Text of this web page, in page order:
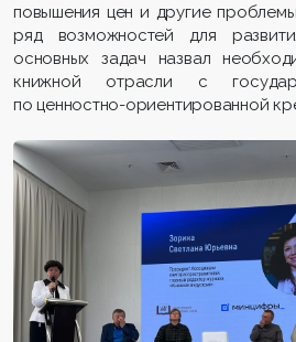
повышения цен и другие
ряд возможностей для
основных задач назвал
книжной отрасли с
по ценностно-ориентированной